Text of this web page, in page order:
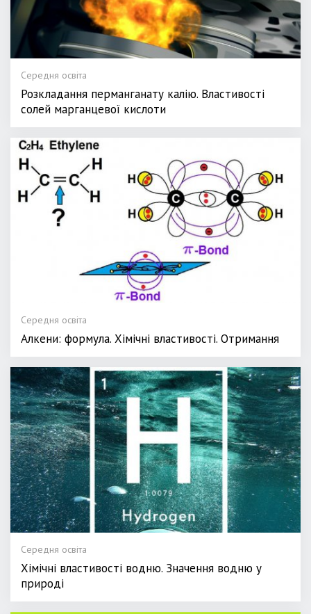
Середня освіта
Розкладання перманганату калію. Властивості
солей марганцевої кислоти
Середня освіта
Алкени: формула. Хімічні властивості. Отримання
Середня освіта
Хімічні властивості водню. Значення водню у
природі